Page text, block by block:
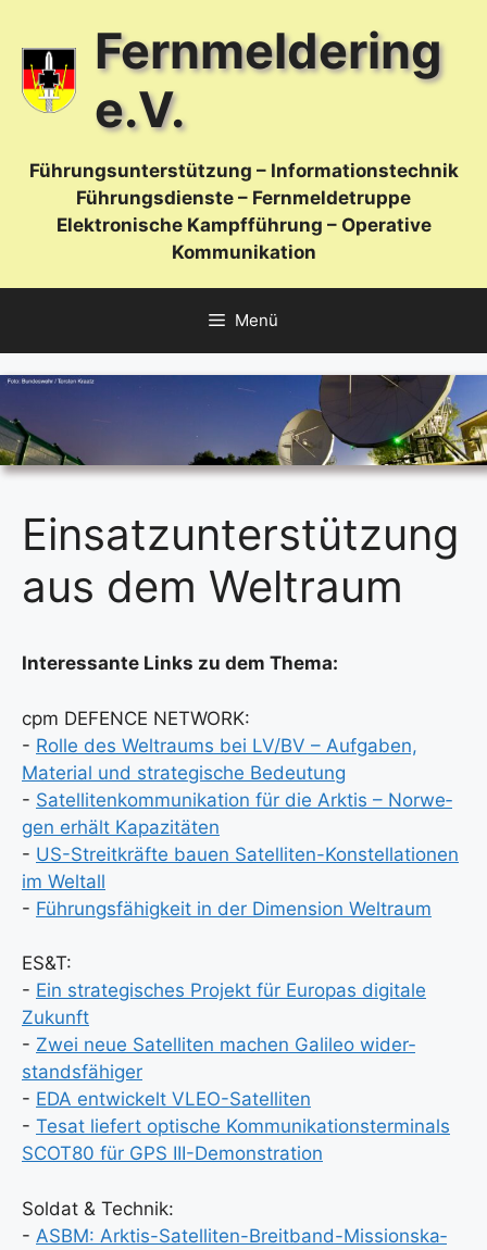
springen
Fernmeldering
e.V.
Führungsunterstützung – Informationstechnik
Führungsdienste – Fernmeldetruppe
Elektronische Kampfführung – Operative
Kommunikation
Menü
Einsatzunterstützung
aus dem Weltraum
Inter­es­san­te Links zu dem The­ma:
cpm DEFENCE NETWORK:
- Rol­le des Welt­raums bei LV/BV – Auf­ga­ben,
Mate­ri­al und stra­te­gi­sche Bedeu­tung
- Satel­li­ten­kom­mu­ni­ka­ti­on für die Ark­tis – Nor­we­
gen erhält Kapa­zi­tä­ten
- US-Streit­kräf­te bau­en Satel­li­ten-Kon­stel­la­tio­nen
im Welt­all
- Füh­rungs­fä­hig­keit in der Dimen­si­on Welt­raum
ES&T:
- Ein stra­te­gi­sches Pro­jekt für Euro­pas digi­ta­le
Zukunft
- Zwei neue Satel­li­ten machen Gali­leo wider­
stands­fä­hi­ger
- EDA ent­wi­ckelt VLEO-Satel­li­ten
- Tesat lie­fert opti­sche Kom­mu­ni­ka­ti­ons­ter­mi­nals
SCOT80 für GPS III-Demons­tra­ti­on
Sol­dat & Tech­nik:
- ASBM: Ark­tis-Satel­li­ten-Breit­band-Mis­si­ons­ka­